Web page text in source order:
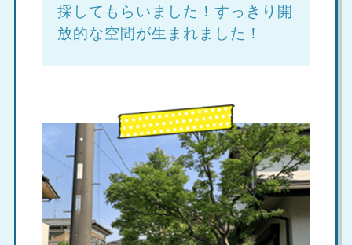
採してもらいました！すっきり開
放的な空間が生まれました！